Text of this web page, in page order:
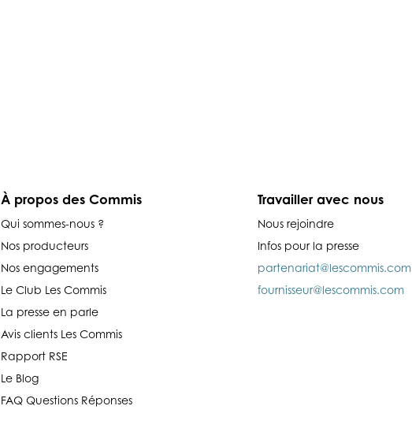
À propos des Commis
Qui sommes-nous ?
Nos producteurs
Nos engagements
Le Club Les Commis
La presse en parle
Avis clients Les Commis
Rapport RSE
Le Blog
FAQ Questions Réponses
Travailler avec nous
Nous rejoindre
Infos pour la presse
partenariat@lescommis.com
fournisseur@lescommis.com